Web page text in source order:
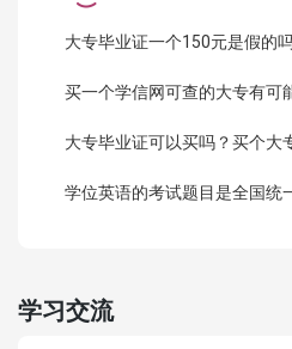
大专毕业证一个150元是假的
买一个学信网可查的大专有可
大专毕业证可以买吗？买个大
学位英语的考试题目是全国统
学习交流